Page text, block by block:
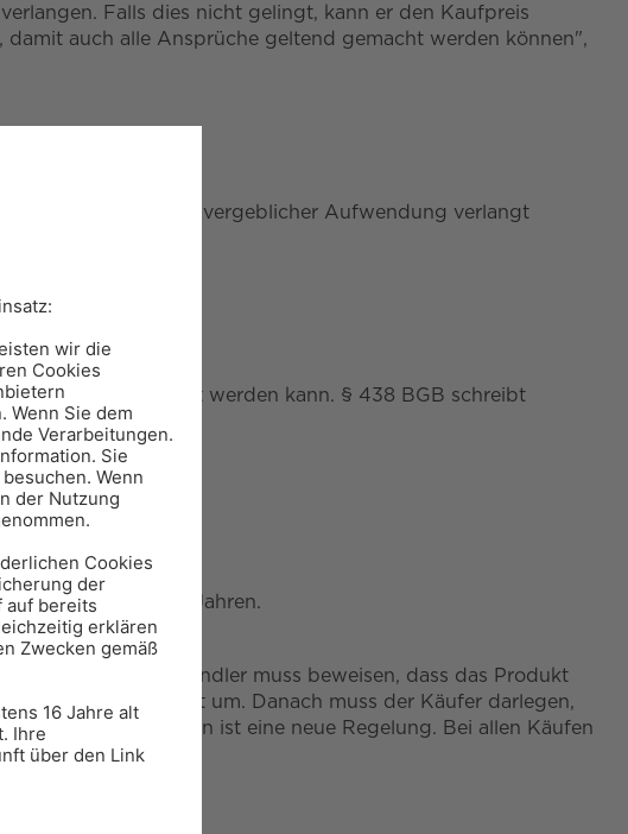
Falls dies nicht gelingt, kann er den Kaufpreis
auch alle Ansprüche geltend gemacht werden können",
oder ein Ersatz vergeblicher Aufwendung verlangt
sie beansprucht werden kann. § 438 BGB schreibt
von 30 Jahren.
Worten: Der Händler muss beweisen, dass das Produkt
sich die Beweislast um. Danach muss der Käufer darlegen,
nach zwölf Monaten ist eine neue Regelung. Bei allen Käufen